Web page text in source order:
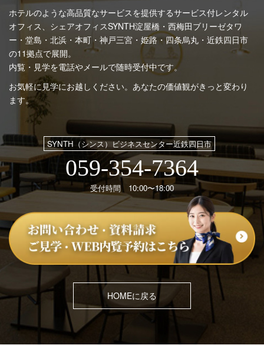
ホテルのような高品質なサービスを提供するサービス付レンタル
オフィス、シェアオフィスSYNTH淀屋橋・西梅田ブリーゼタワ
ー・堂島・北浜・本町・神戸三宮・姫路・四条烏丸・近鉄四日市
の11拠点で展開。
内覧・見学を電話やメールで随時受付中です。
お気軽に見学にお越しください。あなたの価値観がきっと変わり
ます。
SYNTH（シンス）ビジネスセンター近鉄四日市
059-354-7364
受付時間 10:00〜18:00
HOMEに戻る